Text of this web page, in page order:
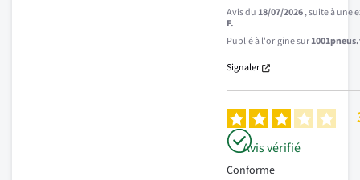
Avis du18/07/2026, suite à une
F.
Publié à l'origine sur
Signaler
Avis vérifié
Conforme